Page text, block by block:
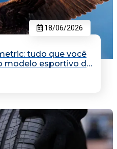
18/06/2026
tudo que você
modelo esportivo da